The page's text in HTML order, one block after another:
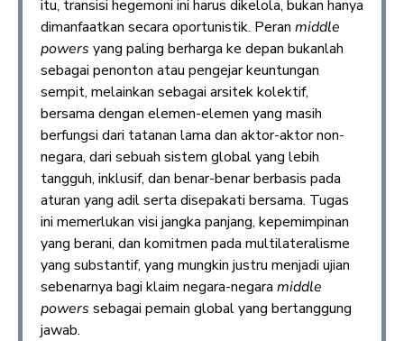
itu, transisi hegemoni ini harus dikelola, bukan hanya
dimanfaatkan secara oportunistik. Peran middle
powers yang paling berharga ke depan bukanlah
sebagai penonton atau pengejar keuntungan
sempit, melainkan sebagai arsitek kolektif,
bersama dengan elemen-elemen yang masih
berfungsi dari tatanan lama dan aktor-aktor non-
negara, dari sebuah sistem global yang lebih
tangguh, inklusif, dan benar-benar berbasis pada
aturan yang adil serta disepakati bersama. Tugas
ini memerlukan visi jangka panjang, kepemimpinan
yang berani, dan komitmen pada multilateralisme
yang substantif, yang mungkin justru menjadi ujian
sebenarnya bagi klaim negara-negara middle
powers sebagai pemain global yang bertanggung
jawab.